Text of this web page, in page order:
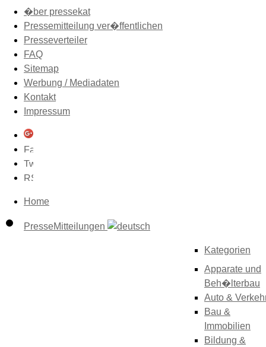
�ber pressekat
Pressemitteilung ver�ffentlichen
Presseverteiler
FAQ
Sitemap
Werbung / Mediadaten
Kontakt
Impressum
Home
PresseMitteilungen
Kategorien
Apparate und
Beh�lterbau
Auto &
Bau &
Immobilien
Bildung &